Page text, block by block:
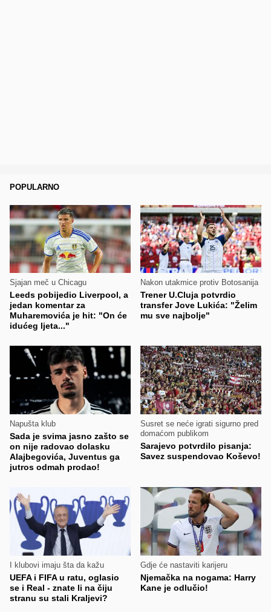
POPULARNO
Sjajan meč u Chicagu
Leeds pobijedio Liverpool, a
jedan komentar za
Muharemovića je hit: "On će
idućeg ljeta..."
Nakon utakmice protiv Botosanija
Trener U.Cluja potvrdio
transfer Jove Lukića: "Želim
mu sve najbolje"
Napušta klub
Sada je svima jasno zašto se
on nije radovao dolasku
Alajbegovića, Juventus ga
jutros odmah prodao!
Susret se neće igrati sigurno pred
domaćom publikom
Sarajevo potvrdilo pisanja:
Savez suspendovao Koševo!
I klubovi imaju šta da kažu
UEFA i FIFA u ratu, oglasio
se i Real - znate li na čiju
stranu su stali Kraljevi?
Gdje će nastaviti karijeru
Njemačka na nogama: Harry
Kane je odlučio!